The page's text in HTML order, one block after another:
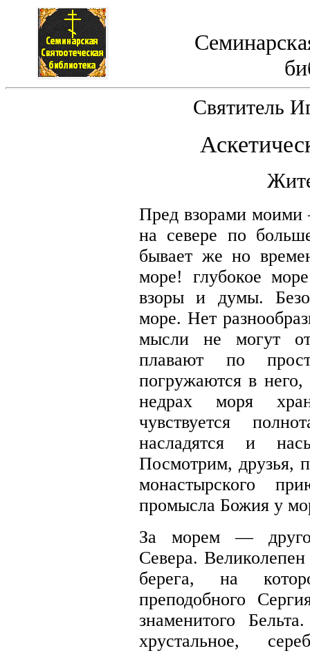
Святитель
Пред взорами
на севере по
бывает же но
море! глубокое
взоры и думы.
море. Нет
мысли не могут
плавают по
погружаются в
недрах моря
чувствуется
насладятся и
Посмотрим, друзья,
монастырского
промысла Божия у
За морем —
Севера.
берега, на
преподобного
знаменитого
хрустальное,